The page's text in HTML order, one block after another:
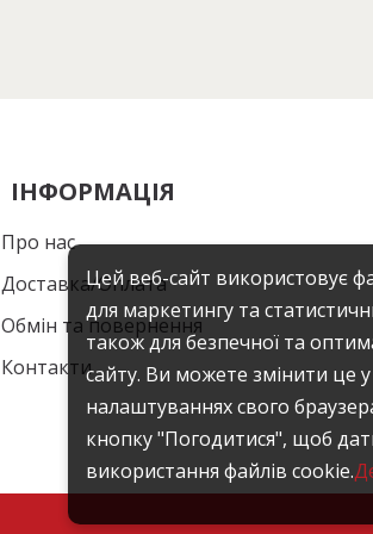
ІНФОРМАЦІЯ
Про нас
Доставка/Оплата
Обмін та повернення
Контакти
Цей веб-сайт використовує
для маркетингу та
також для безпечної та
сайту. Ви можете змінити це у
налаштуваннях свого
кнопку "Погодитися", щоб
використання файлів cookie.